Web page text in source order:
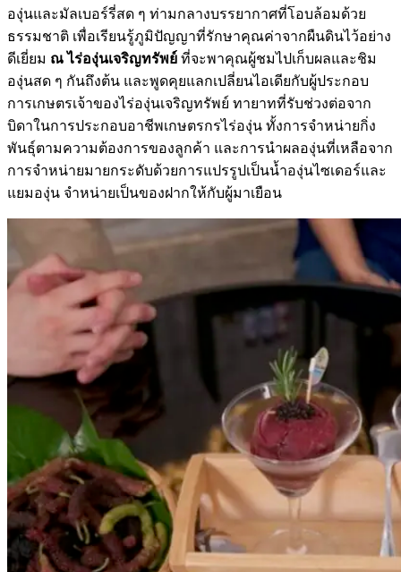
องุ่นและมัลเบอร์รี่สด ๆ ท่ามกลางบรรยากาศที่โอบล้อมด้วย
ธรรมชาติ เพื่อเรียนรู้ภูมิปัญญาที่รักษาคุณค่าจากผืนดินไว้อย่าง
ดีเยี่ยม ณ ไร่องุ่นเจริญทรัพย์ ที่จะพาคุณผู้ชมไปเก็บผลและชิม
องุ่นสด ๆ กันถึงต้น และพูดคุยแลกเปลี่ยนไอเดียกับผู้ประกอบ
การเกษตรเจ้าของไร่องุ่นเจริญทรัพย์ ทายาทที่รับช่วงต่อจาก
บิดาในการประกอบอาชีพเกษตรกรไร่องุ่น ทั้งการจำหน่ายกิ่ง
พันธุ์ตามความต้องการของลูกค้า และการนำผลองุ่นที่เหลือจาก
การจำหน่ายมายกระดับด้วยการแปรรูปเป็นน้ำองุ่นไซเดอร์และ
แยมองุ่น จำหน่ายเป็นของฝากให้กับผู้มาเยือน